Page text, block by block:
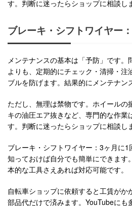
す。判断に迷ったらショップに相談し
ブレーキ・シフトワイヤー
メンテナンスの基本は「予防」です。
よりも、定期的にチェック・清掃・注
ブルを防げます。結果的にメンテナン
ただし、無理は禁物です。ホイールの
キの油圧エア抜きなど、専門的な作業
す。判断に迷ったらショップに相談し
ブレーキ・シフトワイヤー：3ヶ月に
知っておけば自分でも簡単にできます
本的な工具さえあれば対応可能です。
自転車ショップに依頼すると工賃が
部品代だけで済みます。YouTubeにも